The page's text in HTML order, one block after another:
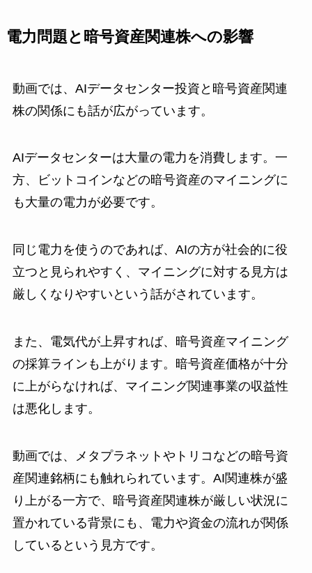
電力問題と暗号資産関連株への影響
動画では、AIデータセンター投資と暗号資産関連
株の関係にも話が広がっています。
AIデータセンターは大量の電力を消費します。一
方、ビットコインなどの暗号資産のマイニングに
も大量の電力が必要です。
同じ電力を使うのであれば、AIの方が社会的に役
立つと見られやすく、マイニングに対する見方は
厳しくなりやすいという話がされています。
また、電気代が上昇すれば、暗号資産マイニング
の採算ラインも上がります。暗号資産価格が十分
に上がらなければ、マイニング関連事業の収益性
は悪化します。
動画では、メタプラネットやトリコなどの暗号資
産関連銘柄にも触れられています。AI関連株が盛
り上がる一方で、暗号資産関連株が厳しい状況に
置かれている背景にも、電力や資金の流れが関係
しているという見方です。